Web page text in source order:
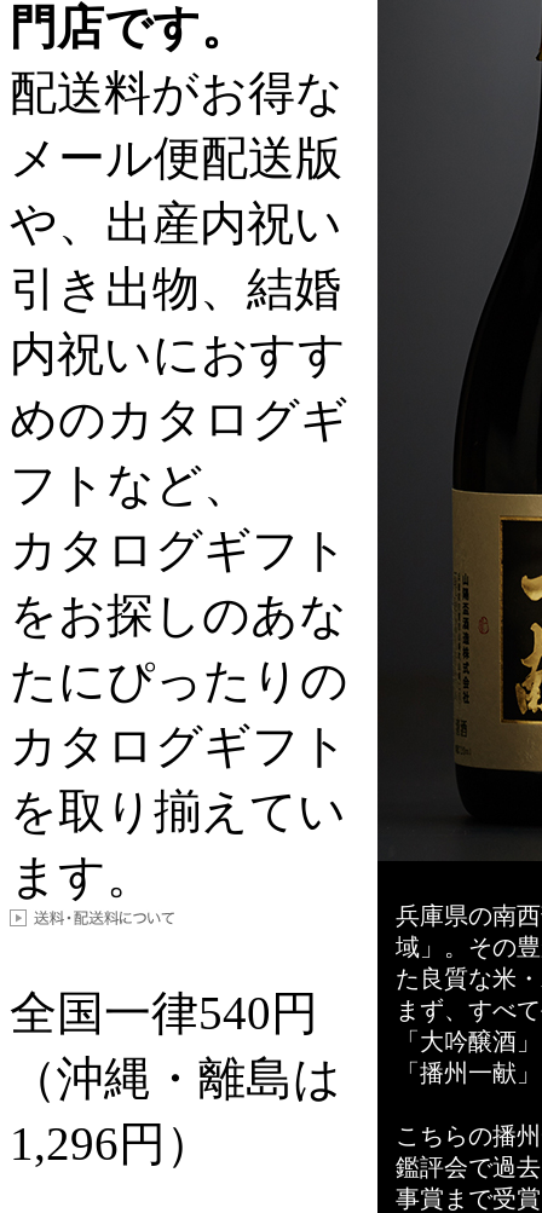
兵庫県の南
域」。その
た良質な米
まず、すべ
「大吟醸酒
「播州一献
こちらの播
鑑評会で過
事賞まで受
門店です。
配送料がお得な
メール便配送版
や、出産内祝い
引き出物、結婚
内祝いにおすす
めのカタログギ
フトなど、
カタログギフト
をお探しのあな
たにぴったりの
カタログギフト
を取り揃えてい
ます。
全国一律540円
（沖縄・離島は
1,296円）